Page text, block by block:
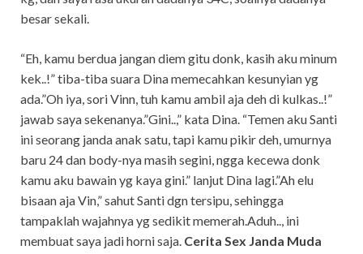
besar sekali.
“Eh, kamu berdua jangan diem gitu donk, kasih aku minum
kek..!” tiba-tiba suara Dina memecahkan kesunyian yg
ada.”Oh iya, sori Vinn, tuh kamu ambil aja deh di kulkas..!”
jawab saya sekenanya.”Gini..,” kata Dina. “Temen aku Santi
ini seorang janda anak satu, tapi kamu pikir deh, umurnya
baru 24 dan body-nya masih segini, ngga kecewa donk
kamu aku bawain yg kaya gini.” lanjut Dina lagi.”Ah elu
bisaan aja Vin,” sahut Santi dgn tersipu, sehingga
tampaklah wajahnya yg sedikit memerah.Aduh.., ini
membuat saya jadi horni saja. Cerita Sex Janda Muda